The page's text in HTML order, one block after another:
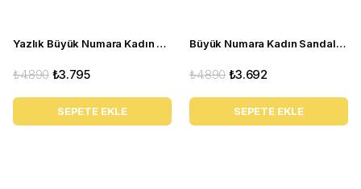
Yazlık Büyük Numara Kadın Babet C1347 siyah
₺3.795
₺4.890
SEPETE EKLE
Büyük Numara Kadın Sandalet Babet Ayakkabı 6259 siyah
₺3.692
₺4.890
SEPETE EKLE